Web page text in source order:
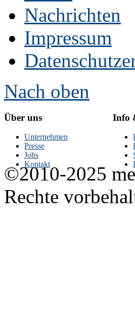
Nachrichten
Impressum
Nach oben
Über uns
Unternehmen
Presse
Jobs
Kontakt
Info
©2010-2025
Rechte